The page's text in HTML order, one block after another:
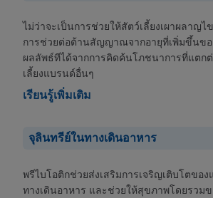
ไม่ว่าจะเป็นการช่วยให้สัตว์เลี้ยงเผาผลาญ
การช่วยต่อต้านสัญญาณจากอายุที่เพิ่มขึ้นขอ
ผลลัพธ์ทีได้จากการคิดค้นโภชนาการที่แตก
เลี้ยงแบรนด์อื่นๆ
เรียนรู้เพิ่มเติม
จุลินทรีย์ในทางเดินอาหาร
พรีไบโอติกช่วยส่งเสริมการเจริญเติบโตขอ
ทางเดินอาหาร และช่วยให้สุขภาพโดยรวม